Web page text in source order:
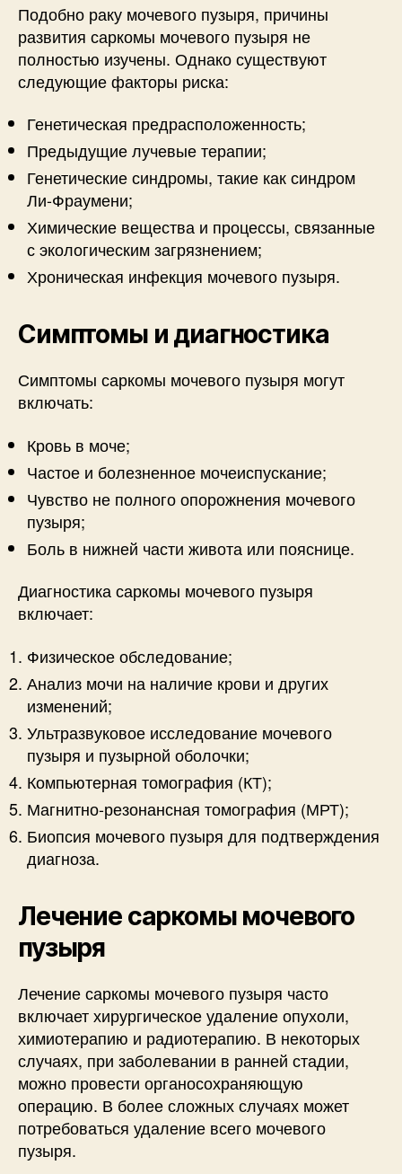
Подобно раку мочевого пузыря, причины
развития саркомы мочевого пузыря не
полностью изучены. Однако существуют
следующие факторы риска:
Генетическая предрасположенность;
Предыдущие лучевые терапии;
Генетические синдромы, такие как синдром
Ли-Фраумени;
Химические вещества и процессы, связанные
с экологическим загрязнением;
Хроническая инфекция мочевого пузыря.
Симптомы и диагностика
Симптомы саркомы мочевого пузыря могут
включать:
Кровь в моче;
Частое и болезненное мочеиспускание;
Чувство не полного опорожнения мочевого
пузыря;
Боль в нижней части живота или пояснице.
Диагностика саркомы мочевого пузыря
включает:
Физическое обследование;
Анализ мочи на наличие крови и других
изменений;
Ультразвуковое исследование мочевого
пузыря и пузырной оболочки;
Компьютерная томография (КТ);
Магнитно-резонансная томография (МРТ);
Биопсия мочевого пузыря для подтверждения
диагноза.
Лечение саркомы мочевого
пузыря
Лечение саркомы мочевого пузыря часто
включает хирургическое удаление опухоли,
химиотерапию и радиотерапию. В некоторых
случаях, при заболевании в ранней стадии,
можно провести органосохраняющую
операцию. В более сложных случаях может
потребоваться удаление всего мочевого
пузыря.